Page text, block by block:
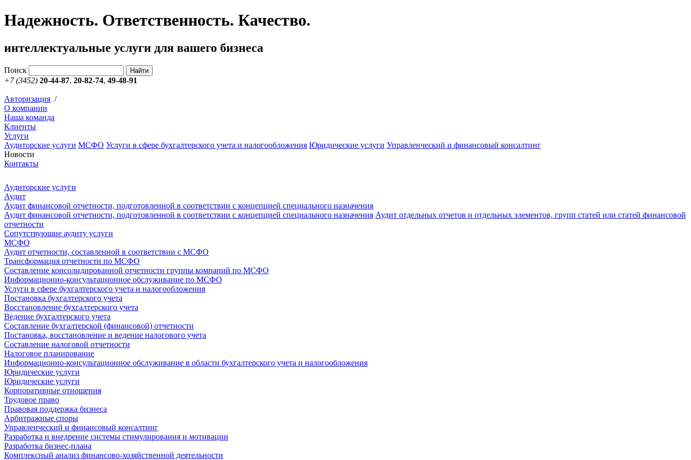
Надежность. Ответственность. Качество.
интеллектуальные услуги для вашего бизнеса
Поиск
+7 (3452) 20-44-87, 20-82-74, 49-48-91
Авторизация /
О компании
Наша команда
Клиенты
Услуги
Аудиторские услуги МСФО Услуги в сфере бухгалтерского учета и налогообложения Юридические услуги Управленческий и финансовый консалтинг
Новости
Контакты
Аудиторские услуги
Аудит
Аудит финансовой отчетности, подготовленной в соответствии с концепцией специального назначения
Аудит финансовой отчетности, подготовленной в соответствии с концепцией специального назначения Аудит отдельных отчетов и отдельных элементов, групп статей или статей финансовой
отчетности
Сопутствующие аудиту услуги
МСФО
Аудит отчетности, составленной в соответствии с МСФО
Трансформация отчетности по МСФО
Составление консолидированной отчетности группы компаний по МСФО
Информационно-консультационное обслуживание по МСФО
Услуги в сфере бухгалтерского учета и налогообложения
Постановка бухгалтерского учета
Восстановление бухгалтерского учета
Ведение бухгалтерского учета
Составление бухгалтерской (финансовой) отчетности
Постановка, восстановление и ведение налогового учета
Составление налоговой отчетности
Налоговое планирование
Информационно-консультационное обслуживание в области бухгалтерского учета и налогообложения
Юридические услуги
Юридические услуги
Корпоративные отношения
Трудовое право
Правовая поддержка бизнеса
Арбитражные споры
Управленческий и финансовый консалтинг
Разработка и внедрение системы стимулирования и мотивации
Разработка бизнес-плана
Комплексный анализ финансово-хозяйственной деятельности